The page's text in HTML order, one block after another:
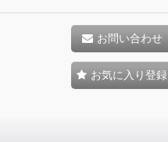
お問い合わせ
お気に入り登録